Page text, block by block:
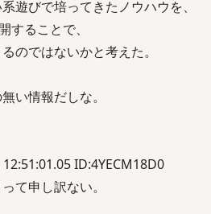
遊びで培ってきたノウハウを、
することで、
のではないかと考えた。
い情報だしな。
ID:4YECM18D0
て申し訳ない。